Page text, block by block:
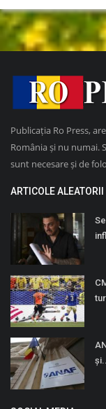
Publicația Ro Press,
România și nu numai.
sunt necesare și de
ARTICOLE ALEATORII